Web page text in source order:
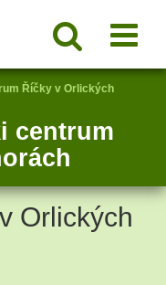
Říčky v Orlických
centrum
Orlických